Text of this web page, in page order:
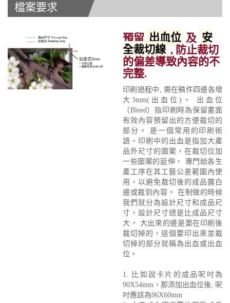
檔案要求
預留 出血位 及 安
全裁切線, 防止裁切
的偏差導致內容的不
完整.
印刷過程中, 需在稿件四邊各增
大3mm(出血位)。 出血位
（Bleed）指印刷時為保留畫面
有效內容預留出的方便裁切的
部分。 是一個常用的印刷術
語，印刷中的出血是指加大產
品外尺寸的圖案，在裁切位加
一些圖案的延伸， 專門給各生
產工序在其工藝公差範圍內使
用，以避免裁切後的成品露白
邊或裁到內容。 在制做的時候
我們就分為設計尺寸和成品尺
寸，設計尺寸總是比成品尺寸
大， 大出來的邊是要在印刷後
裁切掉的，這個要印出來並裁
切掉的部分就稱為出血或出血
位。
1. 比如說卡片的成品呎吋為
90X54mm，那添加出血位後, 呎
吋應該為96X60mm